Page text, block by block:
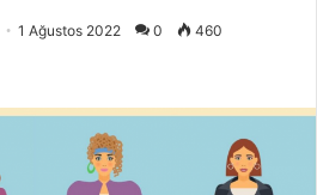
1 Ağustos 2022 0 460